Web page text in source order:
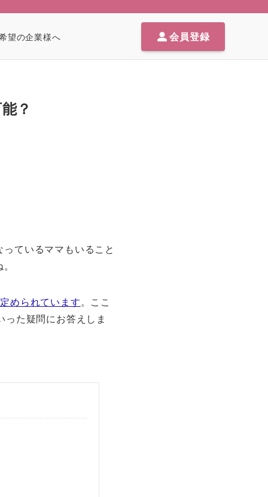
望の企業様へ 会員登録
？
ているママもいること
められています。ここ
た疑問にお答えしま